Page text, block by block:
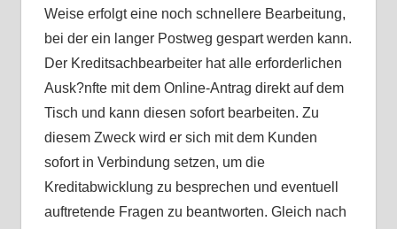
Weise erfolgt eine noch schnellere Bearbeitung,
bei der ein langer Postweg gespart werden kann.
Der Kreditsachbearbeiter hat alle erforderlichen
Ausk?nfte mit dem Online-Antrag direkt auf dem
Tisch und kann diesen sofort bearbeiten. Zu
diesem Zweck wird er sich mit dem Kunden
sofort in Verbindung setzen, um die
Kreditabwicklung zu besprechen und eventuell
auftretende Fragen zu beantworten. Gleich nach